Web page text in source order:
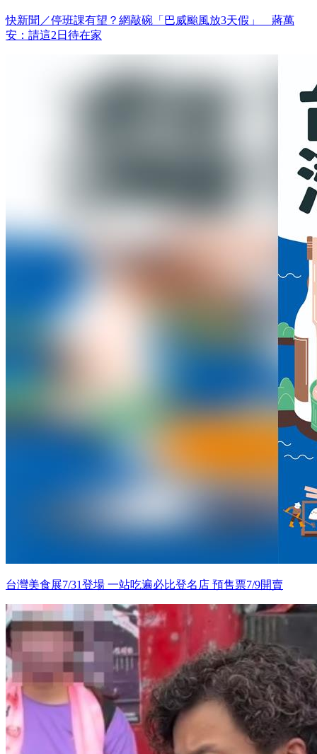
快新聞／停班課有望？網敲碗「巴威颱風放3天假」 蔣萬
安：請這2日待在家
台灣美食展7/31登場 一站吃遍必比登名店 預售票7/9開賣